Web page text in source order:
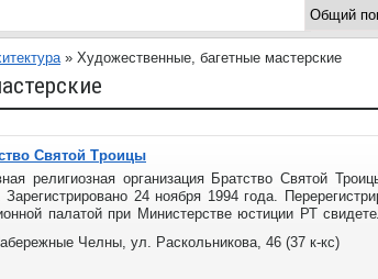
» Художественные, багетные мастерские
Святой Троицы
религиозная организация Братство Святой
Зарегистрировано 24 ноября 1994 года.
палатой при Министерстве юстиции РТ
Челны, ул. Раскольникова, 46 (37 к-кс)